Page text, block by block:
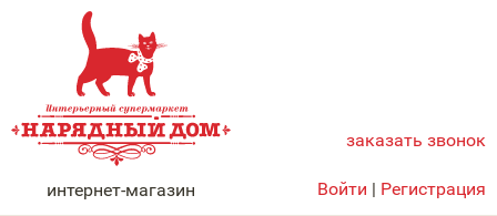
НАРЯДНЫЙ ДОМ
интернет-магазин
заказать звонок
Войти | Регистрация